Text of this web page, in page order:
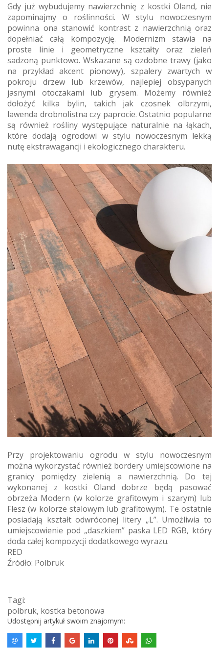
Gdy już wybudujemy nawierzchnię z kostki Oland, nie
zapominajmy o roślinności. W stylu nowoczesnym
powinna ona stanowić kontrast z nawierzchnią oraz
dopełniać całą kompozycję. Modernizm stawia na
proste linie i geometryczne kształty oraz zieleń
sadzoną punktowo. Wskazane są ozdobne trawy (jako
na przykład akcent pionowy), szpalery zwartych w
pokroju drzew lub krzewów, najlepiej obsypanych
jasnymi otoczakami lub grysem. Możemy również
dołożyć kilka bylin, takich jak czosnek olbrzymi,
lawenda drobnolistna czy paprocie. Ostatnio popularne
są również rośliny występujące naturalnie na łąkach,
które dodają ogrodowi w stylu nowoczesnym lekką
nutę ekstrawagancji i ekologicznego charakteru.
Przy projektowaniu ogrodu w stylu nowoczesnym
można wykorzystać również bordery umiejscowione na
granicy pomiędzy zielenią a nawierzchnią. Do tej
wykonanej z kostki Oland dobrze będą pasować
obrzeża Modern (w kolorze grafitowym i szarym) lub
Flesz (w kolorze stalowym lub grafitowym). Te ostatnie
posiadają kształt odwróconej litery „L”. Umożliwia to
umiejscowienie pod „daszkiem” paska LED RGB, który
doda całej kompozycji dodatkowego wyrazu.
RED
Źródło: Polbruk
Tagi:
polbruk, kostka betonowa
Udostępnij artykuł swoim znajomym: